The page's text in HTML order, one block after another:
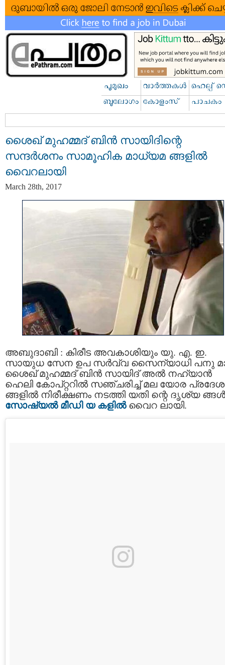
ശൈഖ് മുഹമ്മദ് ബിന്‍ സായിദിന്റെ
സന്ദര്‍ശനം സാമൂഹിക മാധ്യമ ങ്ങളില്‍
വൈറലായി
March 28th, 2017
അബുദാബി : കിരീട അവകാശിയും യു. എ. ഇ.
സായുധ സേന ഉപ സര്‍വ്വ സൈന്യാധി പനു
ശൈഖ് മുഹമ്മദ് ബിന്‍ സായിദ് അല്‍ നഹ്യാൻ
ഹെലി കോപ്റ്ററിൽ സഞ്ചരിച്ച് മല യോര പ്രദേശ
ങ്ങളിൽ നിരീക്ഷണം നടത്തി യതി ന്റെ ദൃശ്യ ങ്ങള്‍
സോഷ്യല്‍ മീഡി യ കളില്‍ വൈറ ലായി.